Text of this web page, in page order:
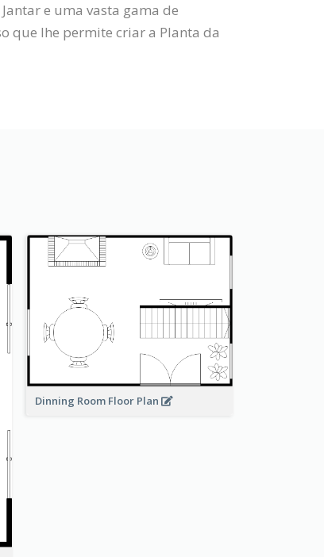
e uma vasta gama de
que lhe permite criar a Planta da
Dinning Room Floor Plan